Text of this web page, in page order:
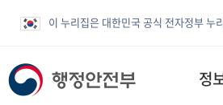
이 누리집은 대한민국 공식 전자정부 누
정